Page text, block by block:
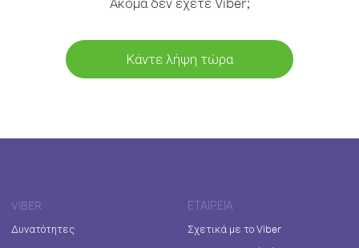
Κάντε λήψη τώρα
VIBER
Δυνατότητες
ΕΤΑΙΡΕΊΑ
Σχετικά με το Viber